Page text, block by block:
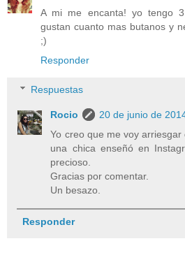
A mi me encanta! yo tengo
gustan cuanto mas butanos y
;)
Responder
Respuestas
Rocio
20 de junio de
Yo creo que me voy
una chica enseñó en
precioso.
Gracias por comentar.
Un besazo.
Responder